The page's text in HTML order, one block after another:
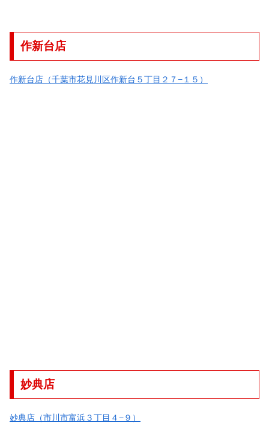
作新台店
作新台店（千葉市花見川区作新台５丁目２７−１５）
妙典店
妙典店（市川市富浜３丁目４−９）